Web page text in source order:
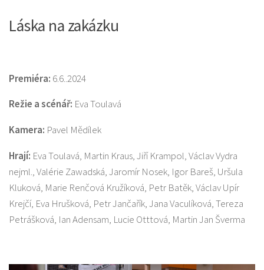
Láska na zakázku
Premiéra: 6.6..2024
Režie a scénář: Eva Toulavá
Kamera: Pavel Mědílek
Hrají: Eva Toulavá, Martin Kraus, Jiří Krampol, Václav Vydra
nejml., Valérie Zawadská, Jaromír Nosek, Igor Bareš, Uršula
Kluková, Marie Renčová Kružíková, Petr Batěk, Václav Upír
Krejčí, Eva Hrušková, Petr Jančařík, Jana Vaculíková, Tereza
Petrášková, Ian Adensam, Lucie Otttová, Martin Jan Šverma